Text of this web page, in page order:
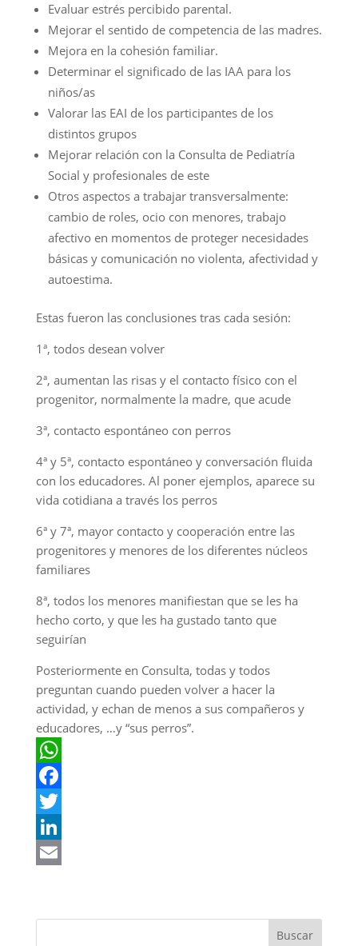
Evaluar estrés percibido parental.
Mejorar el sentido de competencia de las madres.
Mejora en la cohesión familiar.
Determinar el significado de las IAA para los
niños/as
Valorar las EAI de los participantes de los
distintos grupos
Mejorar relación con la Consulta de Pediatría
Social y profesionales de este
Otros aspectos a trabajar transversalmente:
cambio de roles, ocio con menores, trabajo
afectivo en momentos de proteger necesidades
básicas y comunicación no violenta, afectividad y
autoestima.
Estas fueron las conclusiones tras cada sesión:
1ª, todos desean volver
2ª, aumentan las risas y el contacto físico con el
progenitor, normalmente la madre, que acude
3ª, contacto espontáneo con perros
4ª y 5ª, contacto espontáneo y conversación fluida
con los educadores. Al poner ejemplos, aparece su
vida cotidiana a través los perros
6ª y 7ª, mayor contacto y cooperación entre las
progenitores y menores de los diferentes núcleos
familiares
8ª, todos los menores manifiestan que se les ha
hecho corto, y que les ha gustado tanto que
seguirían
Posteriormente en Consulta, todas y todos
preguntan cuando pueden volver a hacer la
actividad, y echan de menos a sus compañeros y
educadores, …y “sus perros”.
W
h
a
F
a
c
T
w
L